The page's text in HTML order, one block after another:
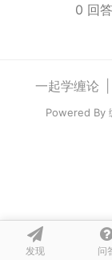
发现 问
0 回
一起学缠论
Powered By